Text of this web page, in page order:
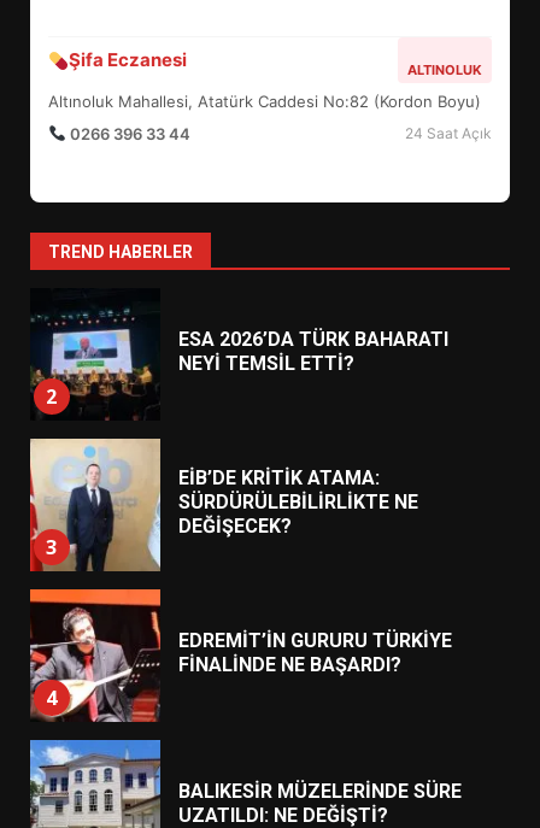
Şifa Eczanesi ALTINOLUK
Altınoluk Mahallesi, Atatürk Caddesi No:82 (Kordon Boyu)
0266 396 33 44
24 Saat Açık
TREND HABERLER
7
YENİ YÖNETİM NASIL
ŞEKİLLENDİ?
1
HAREKETE GEÇİYOR: GÖZLER
2
ESA 2026’DA TÜRK BAHARATI
NEYİ TEMSİL ETTİ?
3
EİB’DE KRİTİK ATAMA:
SÜRDÜRÜLEBİLİRLİKTE NE
DEĞİŞECEK?
4
EDREMİT’İN GURURU TÜRKİYE
FİNALİNDE NE BAŞARDI?
BALIKESİR MÜZELERİNDE SÜRE
UZATILDI: NE DEĞİŞTİ?